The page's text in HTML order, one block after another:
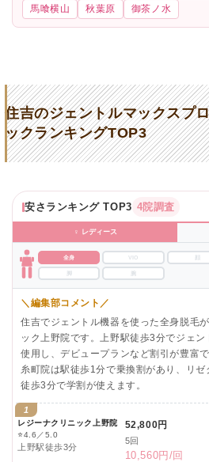
馬喰横山
秋葉原 御茶ノ水
住吉のジェントルマックスプ
ックランキングTOP3
安さランキング TOP3 4院調査
♀ レディース
全身 VIO
脚
＼編集部コメント／
住吉でジェントル機器を使った全身脱毛
ック上野院です。上野駅徒歩3分でジェ
使用し、デビュープランなど割引が豊富
糸町院は駅徒歩1分で乗換割があり、リ
徒歩3分で学割が使えます。
1
レジーナクリニック上野院
⭐4.6／5.0
上野駅徒歩3分
52,800円
5回
10,560円/回